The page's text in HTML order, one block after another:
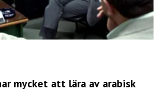
mycket att lära av arabisk